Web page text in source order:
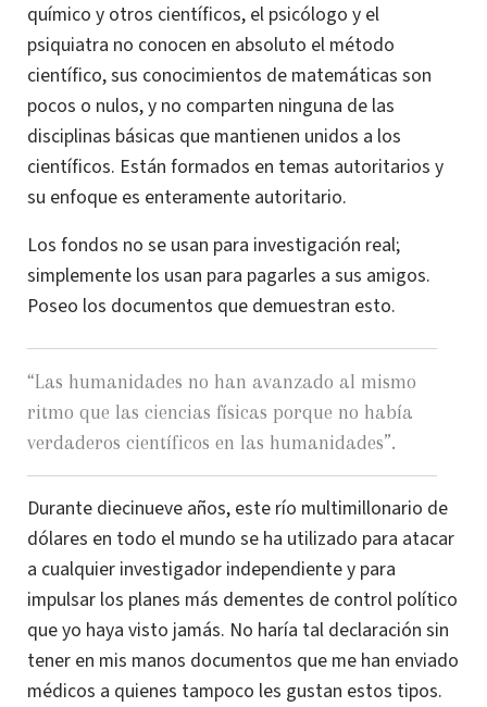
químico y otros científicos, el psicólogo y el
psiquiatra no conocen en absoluto el método
científico, sus conocimientos de matemáticas son
pocos o nulos, y no comparten ninguna de las
disciplinas básicas que mantienen unidos a los
científicos. Están formados en temas autoritarios y
su enfoque es enteramente autoritario.
Los fondos no se usan para investigación real;
simplemente los usan para pagarles a sus amigos.
Poseo los documentos que demuestran esto.
“Las humanidades no han avanzado al mismo
ritmo que las ciencias físicas porque no había
verdaderos científicos en las humanidades”.
Durante diecinueve años, este río multimillonario de
dólares en todo el mundo se ha utilizado para atacar
a cualquier investigador independiente y para
impulsar los planes más dementes de control político
que yo haya visto jamás. No haría tal declaración sin
tener en mis manos documentos que me han enviado
médicos a quienes tampoco les gustan estos tipos.